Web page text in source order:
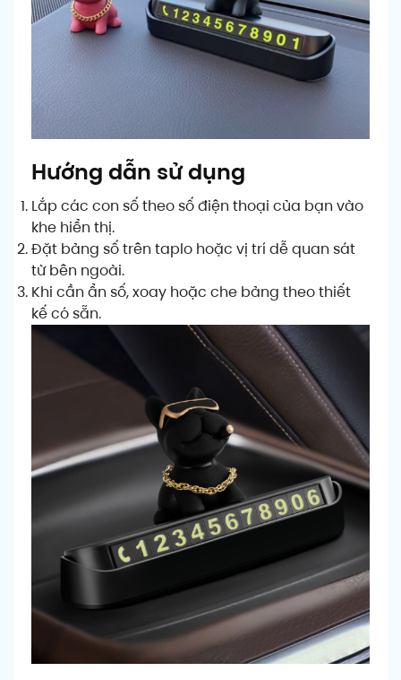
Hướng dẫn sử dụng
Lắp các con số theo số điện thoại của bạn vào
khe hiển thị.
Đặt bảng số trên taplo hoặc vị trí dễ quan sát
từ bên ngoài.
Khi cần ẩn số, xoay hoặc che bảng theo thiết
kế có sẵn.